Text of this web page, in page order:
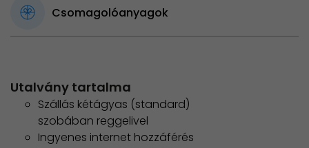
Csomagolóanyagok
Utalvány tartalma
Szállás kétágyas (standard)
szobában reggelivel
Ingyenes internet hozzáférés